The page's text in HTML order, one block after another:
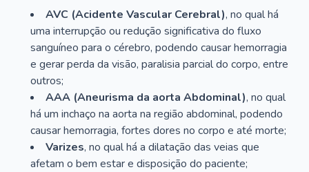
AVC (Acidente Vascular Cerebral), no qual há
uma interrupção ou redução significativa do fluxo
sanguíneo para o cérebro, podendo causar hemorragia
e gerar perda da visão, paralisia parcial do corpo, entre
outros;
AAA (Aneurisma da aorta Abdominal), no qual
há um inchaço na aorta na região abdominal, podendo
causar hemorragia, fortes dores no corpo e até morte;
Varizes, no qual há a dilatação das veias que
afetam o bem estar e disposição do paciente;